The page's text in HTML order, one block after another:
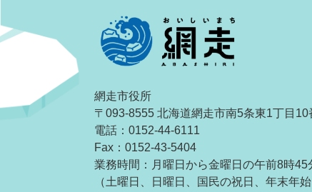
網走市役所
〒093-8555 北海道網走市南5条東1丁目10
電話：0152-44-6111
Fax：0152-43-5404
業務時間：月曜日から金曜日の午前8時
（土曜日、日曜日、国民の祝日、年末年